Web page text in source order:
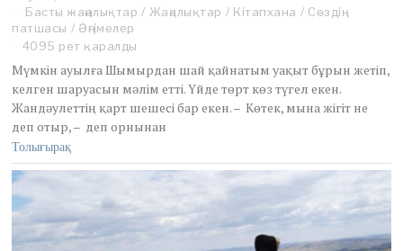
u
l
y
9
,
2
0
Басты жаңалықтар / Жаңалықтар / Кітапхана / Сөздің
патшасы / Әңгімелер
4095 рет қаралды
Мүмкін ауылға Шымырдан шай қайнатым уақыт бұрын жетіп,
келген шаруасын мәлім етті. Үйде төрт көз түгел екен.
Жандәулеттің қарт шешесі бар екен. – Көтек, мына жігіт не
деп отыр, – деп орнынан
Толығырақ